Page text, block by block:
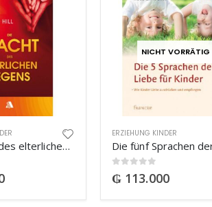
Die Macht des elterlichen Segens
NICHT VORRÄTIG
ERZIEHUNG KINDER
0out of 5
₲ 113.000